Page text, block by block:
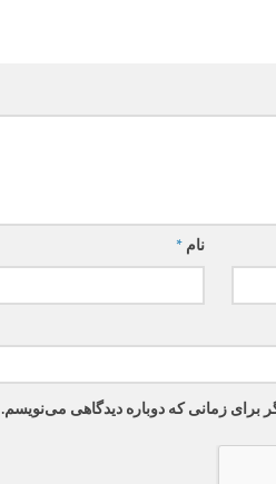
نام*
برای زمانی که دوباره دیدگاهی می‌نویسم.